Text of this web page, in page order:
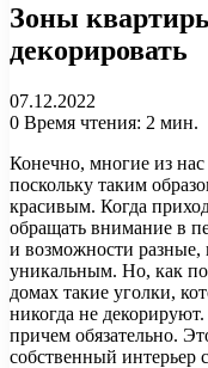
Зоны
декорировать
07.12.2022
0 Время чтения: 2 мин.
Конечно, многие из
поскольку таким
красивым. Когда
обращать внимание в
и возможности разные,
уникальным. Но, как
домах такие уголки,
никогда не
причем обязательно.
собственный интерьер